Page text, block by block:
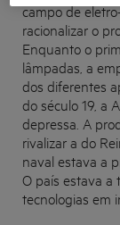
campo de
racionalizar o
Enquanto o
lâmpadas, a
dos diferentes
do século 19, a
depressa. A
rivalizar a do
naval estava a
O país estava a
tecnologias em